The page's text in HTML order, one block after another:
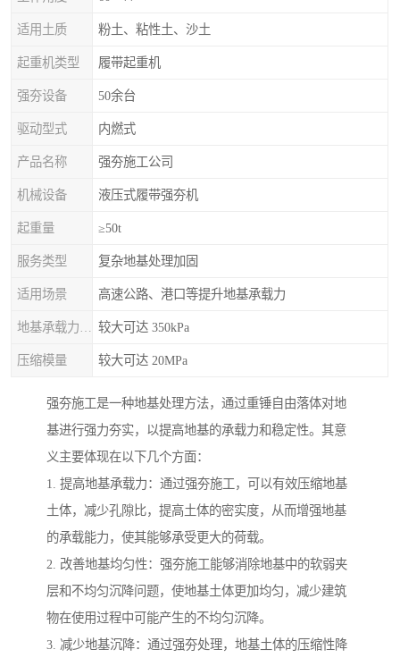
适用土质 粉土、粘性土、沙土
起重机类型 履带起重机
强夯设备 50余台
驱动型式 内燃式
产品名称 强夯施工公司
机械设备 液压式履带强夯机
起重量 ≥50t
服务类型 复杂地基处理加固
适用场景 高速公路、港口等提升地基承载力
较大可达 350kPa
压缩模量 较大可达 20MPa
强夯施工是一种地基处理方法，通过重锤自由落体对地
基进行强力夯实，以提高地基的承载力和稳定性。其意
义主要体现在以下几个方面：
1. 提高地基承载力：通过强夯施工，可以有效压缩地基
土体，减少孔隙比，提高土体的密实度，从而增强地基
的承载能力，使其能够承受更大的荷载。
2. 改善地基均匀性：强夯施工能够消除地基中的软弱夹
层和不均匀沉降问题，使地基土体更加均匀，减少建筑
物在使用过程中可能产生的不均匀沉降。
3. 减少地基沉降：通过强夯处理，地基土体的压缩性降